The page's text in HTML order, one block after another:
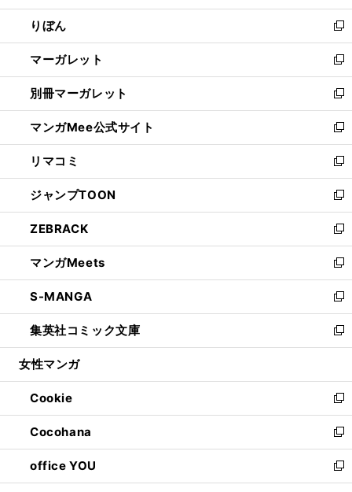
開
く
ウ
で
開
く
ン
ド
ウ
で
開
く
ウ
ィ
ン
ド
ウ
で
開
く
りぼん
新
し
い
ウ
ィ
ン
ド
ウ
で
開
く
マーガレット
新
し
い
ウ
ィ
ン
ド
ウ
で
開
く
別冊マーガレット
新
し
い
ウ
ィ
ン
ド
ウ
で
開
く
マンガMee公式サイト
新
し
い
ウ
ィ
ン
ド
ウ
で
開
く
リマコミ
新
し
い
ウ
ィ
ン
ド
ウ
で
開
く
ジャンプTOON
新
し
い
ウ
ィ
ン
ド
ウ
で
開
ZEBRACK
新
し
い
ウ
ィ
ン
ド
ウ
開
く
マンガMeets
新
し
い
ウ
ィ
ン
ウ
で
開
く
S-MANGA
新
し
い
ウ
ン
ド
ウ
で
開
く
集英社コミック文庫
新
し
ウ
ィ
ン
ド
ウ
で
開
女性マンガ
Cookie
新
し
い
ウ
ィ
ン
Cocohana
新
し
い
ウ
office YOU
新
し